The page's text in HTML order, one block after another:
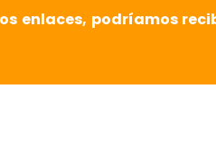
enlaces, podríamos